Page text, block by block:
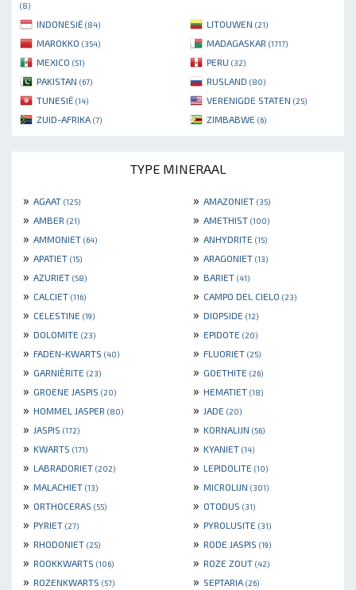
(8)
INDONESIË (84) LITOUWEN (21)
MAROKKO (354) MADAGASKAR (1717)
MEXICO (51) PERU (32)
PAKISTAN (67) RUSLAND (80)
TUNESIË (14) VERENIGDE STATEN (25)
ZUID-AFRIKA (7) ZIMBABWE (6)
TYPE MINERAAL
» AGAAT (125) » AMAZONIET (35)
» AMBER (21) » AMETHIST (100)
» AMMONIET (64) » ANHYDRITE (15)
» APATIET (15) » ARAGONIET (13)
» AZURIET (58) » BARIET (41)
» CALCIET (116) » CAMPO DEL CIELO (23)
» CELESTINE (19) » DIOPSIDE (12)
» DOLOMITE (23) » EPIDOTE (20)
» FADEN-KWARTS (40) » FLUORIET (25)
» GARNIÈRITE (23) » GOETHITE (26)
» GROENE JASPIS (20) » HEMATIET (18)
» HOMMEL JASPER (80) » JADE (20)
» JASPIS (172) » KORNALIJN (56)
» KWARTS (171) » KYANIET (14)
» LABRADORIET (202) » LEPIDOLITE (10)
» MALACHIET (13) » MICROLIJN (301)
» ORTHOCERAS (55) » OTODUS (31)
» PYRIET (27) » PYROLUSITE (31)
» RHODONIET (25) » RODE JASPIS (19)
» ROOKKWARTS (106) » ROZE ZOUT (42)
» ROZENKWARTS (57) » SEPTARIA (26)